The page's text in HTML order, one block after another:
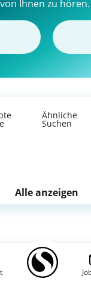
Ihnen zu hören.
Ähnliche
Suchen
Alle anzeigen